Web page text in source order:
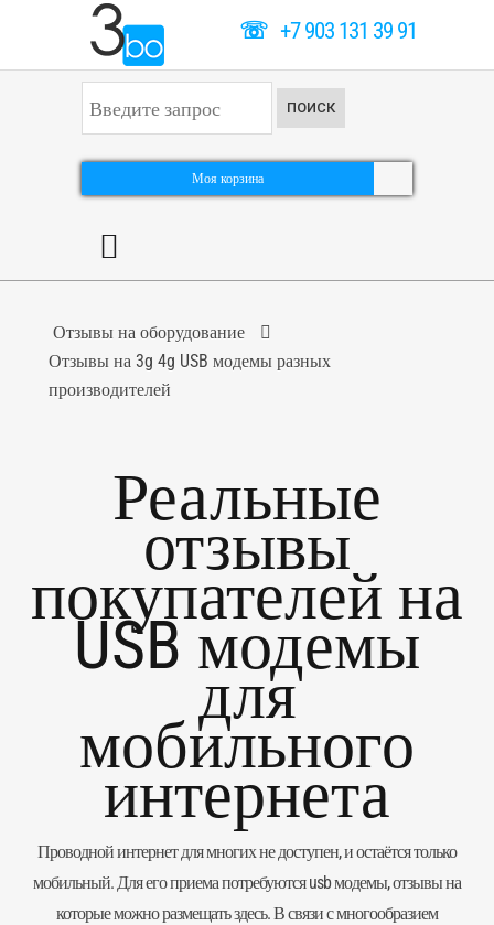
☏+7 903 131 39 91
к
а
ь
ПОИСК
Моя корзина
Отзывы на оборудование
Отзывы на 3g 4g USB модемы разных
производителей
Реальные
отзывы
покупателей на
USB модемы
для
мобильного
интернета
Проводной интернет для многих не доступен, и остаётся только
мобильный. Для его приема потребуются usb модемы, отзывы на
которые можно размещать здесь. В связи с многообразием